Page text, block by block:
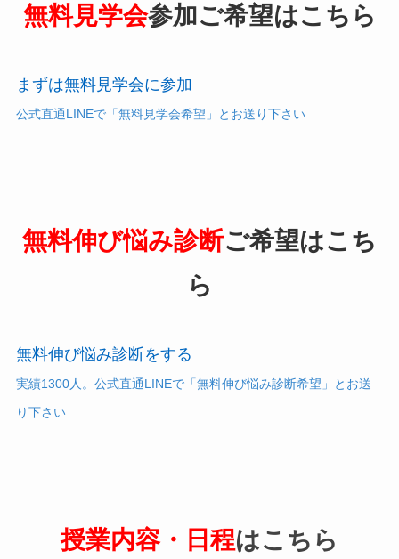
無料見学会参加ご希望はこちら
まずは無料見学会に参加
公式直通LINEで「無料見学会希望」とお送り下さい
無料伸び悩み診断ご希望はこち
ら
無料伸び悩み診断をする
実績1300人。公式直通LINEで「無料伸び悩み診断希望」とお送
り下さい
授業内容・日程はこちら